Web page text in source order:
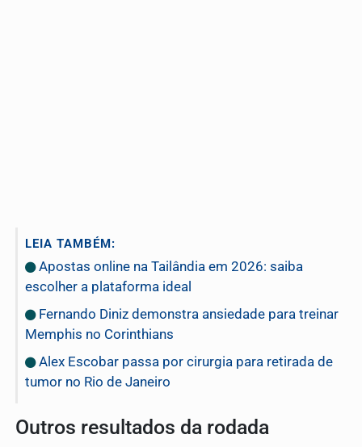
LEIA TAMBÉM:
Apostas online na Tailândia em 2026: saiba
escolher a plataforma ideal
Fernando Diniz demonstra ansiedade para treinar
Memphis no Corinthians
Alex Escobar passa por cirurgia para retirada de
tumor no Rio de Janeiro
Outros resultados da rodada